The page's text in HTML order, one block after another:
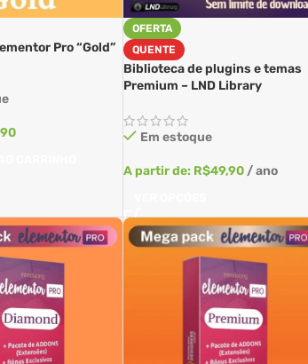
Pro “Gold”
OFERTA
QUENTE
Biblioteca de plugins e temas
Premium – LND Library
Em estoque
A partir de: R$49,90 / ano